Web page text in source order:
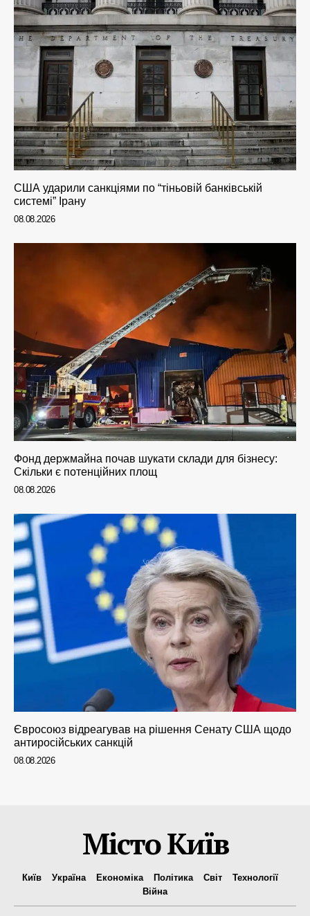
США ударили санкціями по “тіньовій банківській
системі” Ірану
08.08.2026
Фонд держмайна почав шукати склади для бізнесу:
Скільки є потенційних площ
08.08.2026
Євросоюз відреагував на рішення Сенату США щодо
антиросійських санкцій
08.08.2026
Місто Київ
Київ Україна Економіка Політика Світ
Технології
Війна